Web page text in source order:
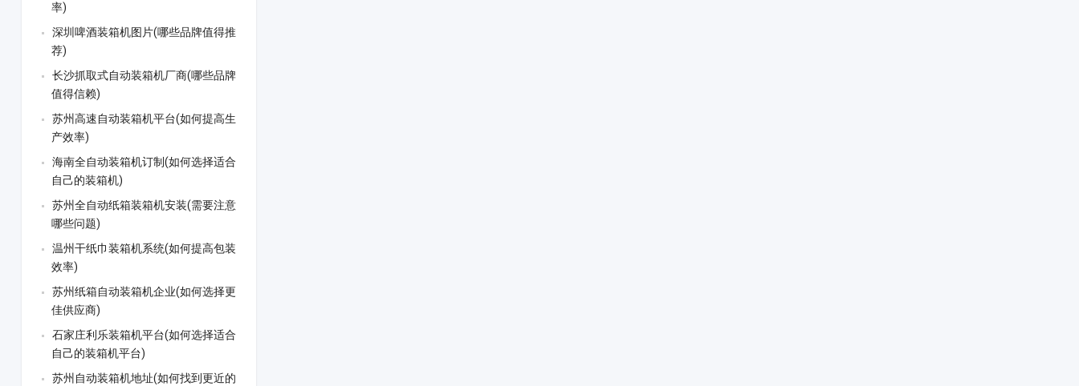
率)
深圳啤酒装箱机图片(哪些品牌值得推
荐)
长沙抓取式自动装箱机厂商(哪些品牌
值得信赖)
苏州高速自动装箱机平台(如何提高生
产效率)
海南全自动装箱机订制(如何选择适合
自己的装箱机)
苏州全自动纸箱装箱机安装(需要注意
哪些问题)
温州干纸巾装箱机系统(如何提高包装
效率)
苏州纸箱自动装箱机企业(如何选择更
佳供应商)
石家庄利乐装箱机平台(如何选择适合
自己的装箱机平台)
苏州自动装箱机地址(如何找到更近的